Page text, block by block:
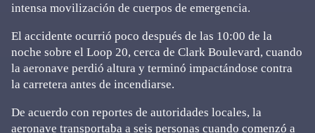
intensa movilización de cuerpos de emergencia.
El accidente ocurrió poco después de las 10:00 de la
noche sobre el Loop 20, cerca de Clark Boulevard, cuando
la aeronave perdió altura y terminó impactándose contra
la carretera antes de incendiarse.
De acuerdo con reportes de autoridades locales, la
aeronave transportaba a seis personas cuando comenzó a